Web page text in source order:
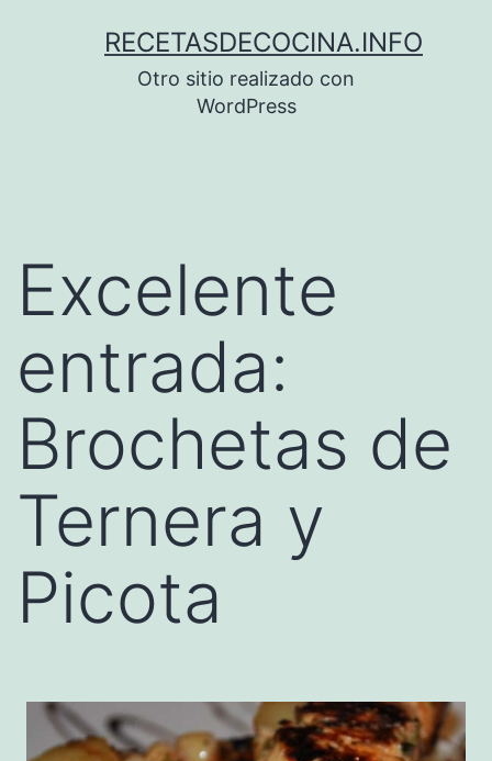
RECETASDECOCINA.INFO
Otro sitio realizado con
WordPress
Excelente
entrada:
Brochetas de
Ternera y
Picota